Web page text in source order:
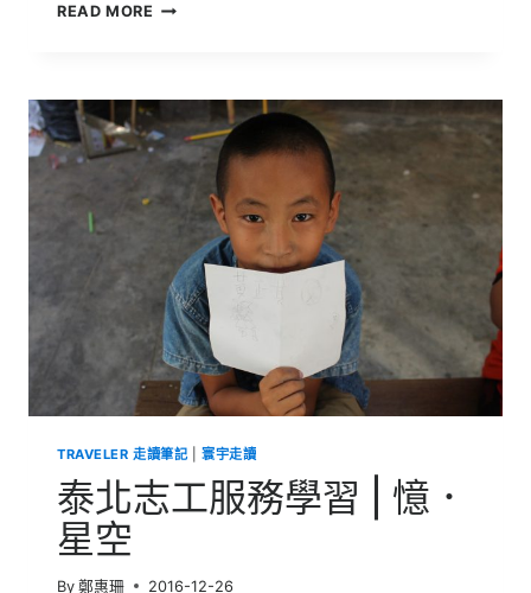
READ MORE
學
習
一
天
不
一
樣
TRAVELER 走讀筆記| 寰宇走讀
泰北志工服務學習 | 憶．
星空
By 鄭惠珊 2016-12-26